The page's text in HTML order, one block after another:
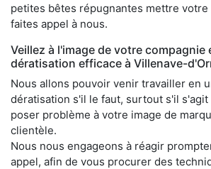
petites bêtes répugnantes mettre
faites appel à nous.
Veillez à l'image de votre
dératisation efficace à Villenave-
Nous allons pouvoir venir travailler en
dératisation s'il le faut, surtout s'il
poser problème à votre image de
clientèle.
Nous nous engageons à réagir
appel, afin de vous procurer des